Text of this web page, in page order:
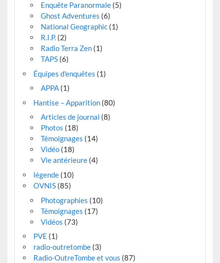
Enquête Paranormale(5)
Ghost Adventures (6)
National Geographic(1)
R.I.P.(2)
Radio Terra Zen(1)
TAPS(6)
Équipes d'enquêtes (1)
APPA(1)
Hantise – Apparition(80)
Articles de journal (8)
Photos (18)
Témoignages (14)
Vidéo(18)
Vie antérieure(4)
légende(10)
OVNIS(85)
Photographies (10)
Témoignages (17)
Vidéos (73)
PVE (1)
radio-outretombe(3)
Radio-OutreTombe et vous (87)